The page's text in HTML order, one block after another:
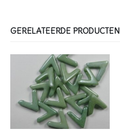
GERELATEERDE PRODUCTEN